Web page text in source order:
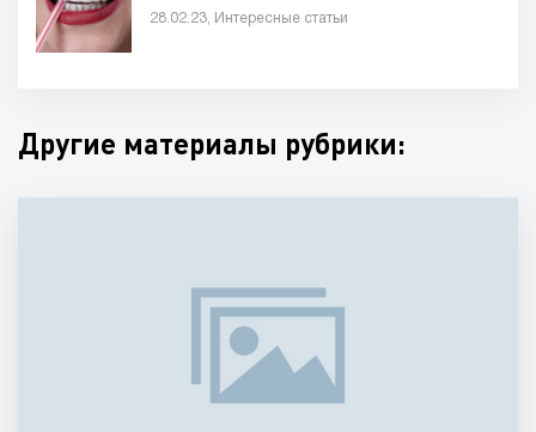
28.02.23, Интересные статьи
Другие материалы рубрики: